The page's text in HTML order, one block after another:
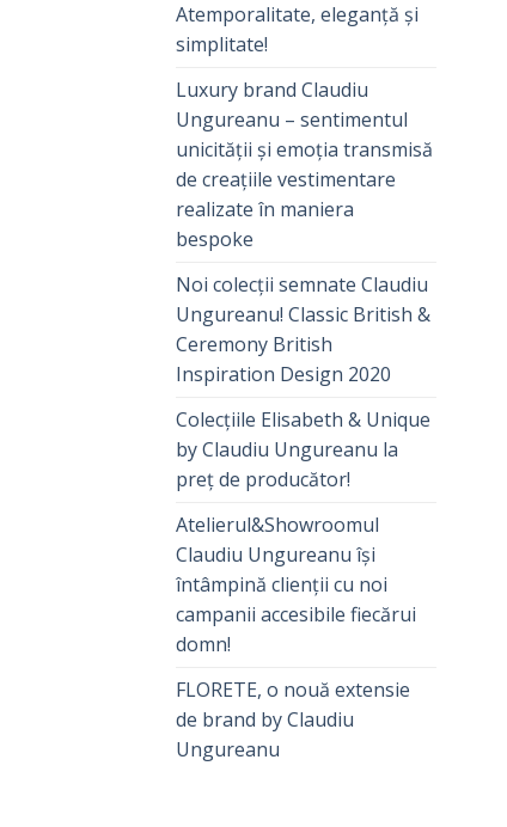
Atemporalitate, eleganță și
simplitate!
Luxury brand Claudiu
Ungureanu – sentimentul
unicității și emoția transmisă
de creațiile vestimentare
realizate în maniera
bespoke
Noi colecții semnate Claudiu
Ungureanu! Classic British &
Ceremony British
Inspiration Design 2020
Colecțiile Elisabeth & Unique
by Claudiu Ungureanu la
preț de producător!
Atelierul&Showroomul
Claudiu Ungureanu își
întâmpină clienții cu noi
campanii accesibile fiecărui
domn!
FLORETE, o nouă extensie
de brand by Claudiu
Ungureanu